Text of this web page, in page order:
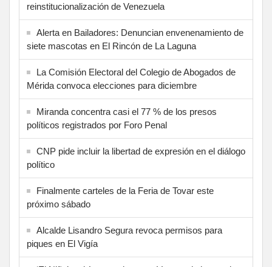
reinstitucionalización de Venezuela
Alerta en Bailadores: Denuncian envenenamiento de
siete mascotas en El Rincón de La Laguna
La Comisión Electoral del Colegio de Abogados de
Mérida convoca elecciones para diciembre
Miranda concentra casi el 77 % de los presos
políticos registrados por Foro Penal
CNP pide incluir la libertad de expresión en el diálogo
político
Finalmente carteles de la Feria de Tovar este
próximo sábado
Alcalde Lisandro Segura revoca permisos para
piques en El Vigía